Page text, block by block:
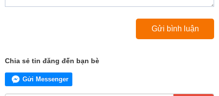
Chia sẻ tin đăng đến bạn bè
Gửi Messenger